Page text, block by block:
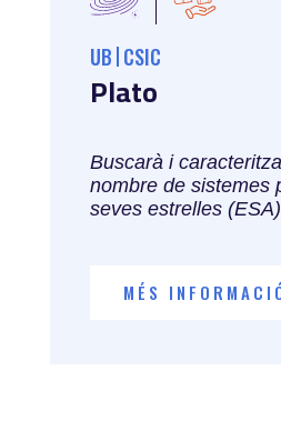
UB CSIC
Plato
Buscarà i
nombre de sistemes
seves estrelles (ESA)
MÉS